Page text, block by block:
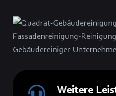
Weitere